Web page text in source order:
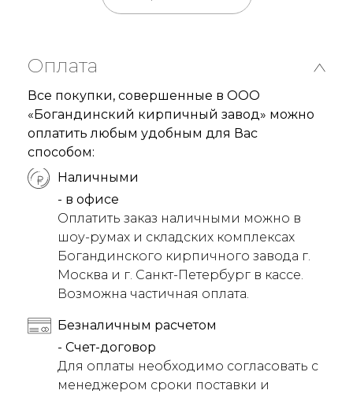
Оплата
Все покупки, совершенные в ООО
«Богандинский кирпичный завод» можно
оплатить любым удобным для Вас
способом:
Наличными
- в офисе
Оплатить заказ наличными можно в
шоу-румах и складских комплексах
Богандинского кирпичного завода г.
Москва и г. Санкт-Петербург в кассе.
Возможна частичная оплата.
Безналичным расчетом
- Счет-договор
Для оплаты необходимо согласовать с
менеджером сроки поставки и